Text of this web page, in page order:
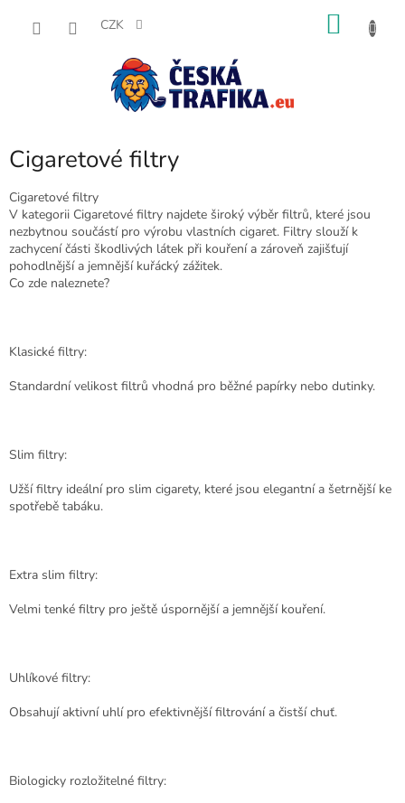
CZK
Cigaretové filtry
Cigaretové filtry
V kategorii Cigaretové filtry najdete široký výběr filtrů, které jsou
nezbytnou součástí pro výrobu vlastních cigaret. Filtry slouží k
zachycení části škodlivých látek při kouření a zároveň zajišťují
pohodlnější a jemnější kuřácký zážitek.
Co zde naleznete?
Klasické filtry:
Standardní velikost filtrů vhodná pro běžné papírky nebo dutinky.
Slim filtry:
Užší filtry ideální pro slim cigarety, které jsou elegantní a šetrnější ke
spotřebě tabáku.
Extra slim filtry:
Velmi tenké filtry pro ještě úspornější a jemnější kouření.
Uhlíkové filtry:
Obsahují aktivní uhlí pro efektivnější filtrování a čistší chuť.
Biologicky rozložitelné filtry: